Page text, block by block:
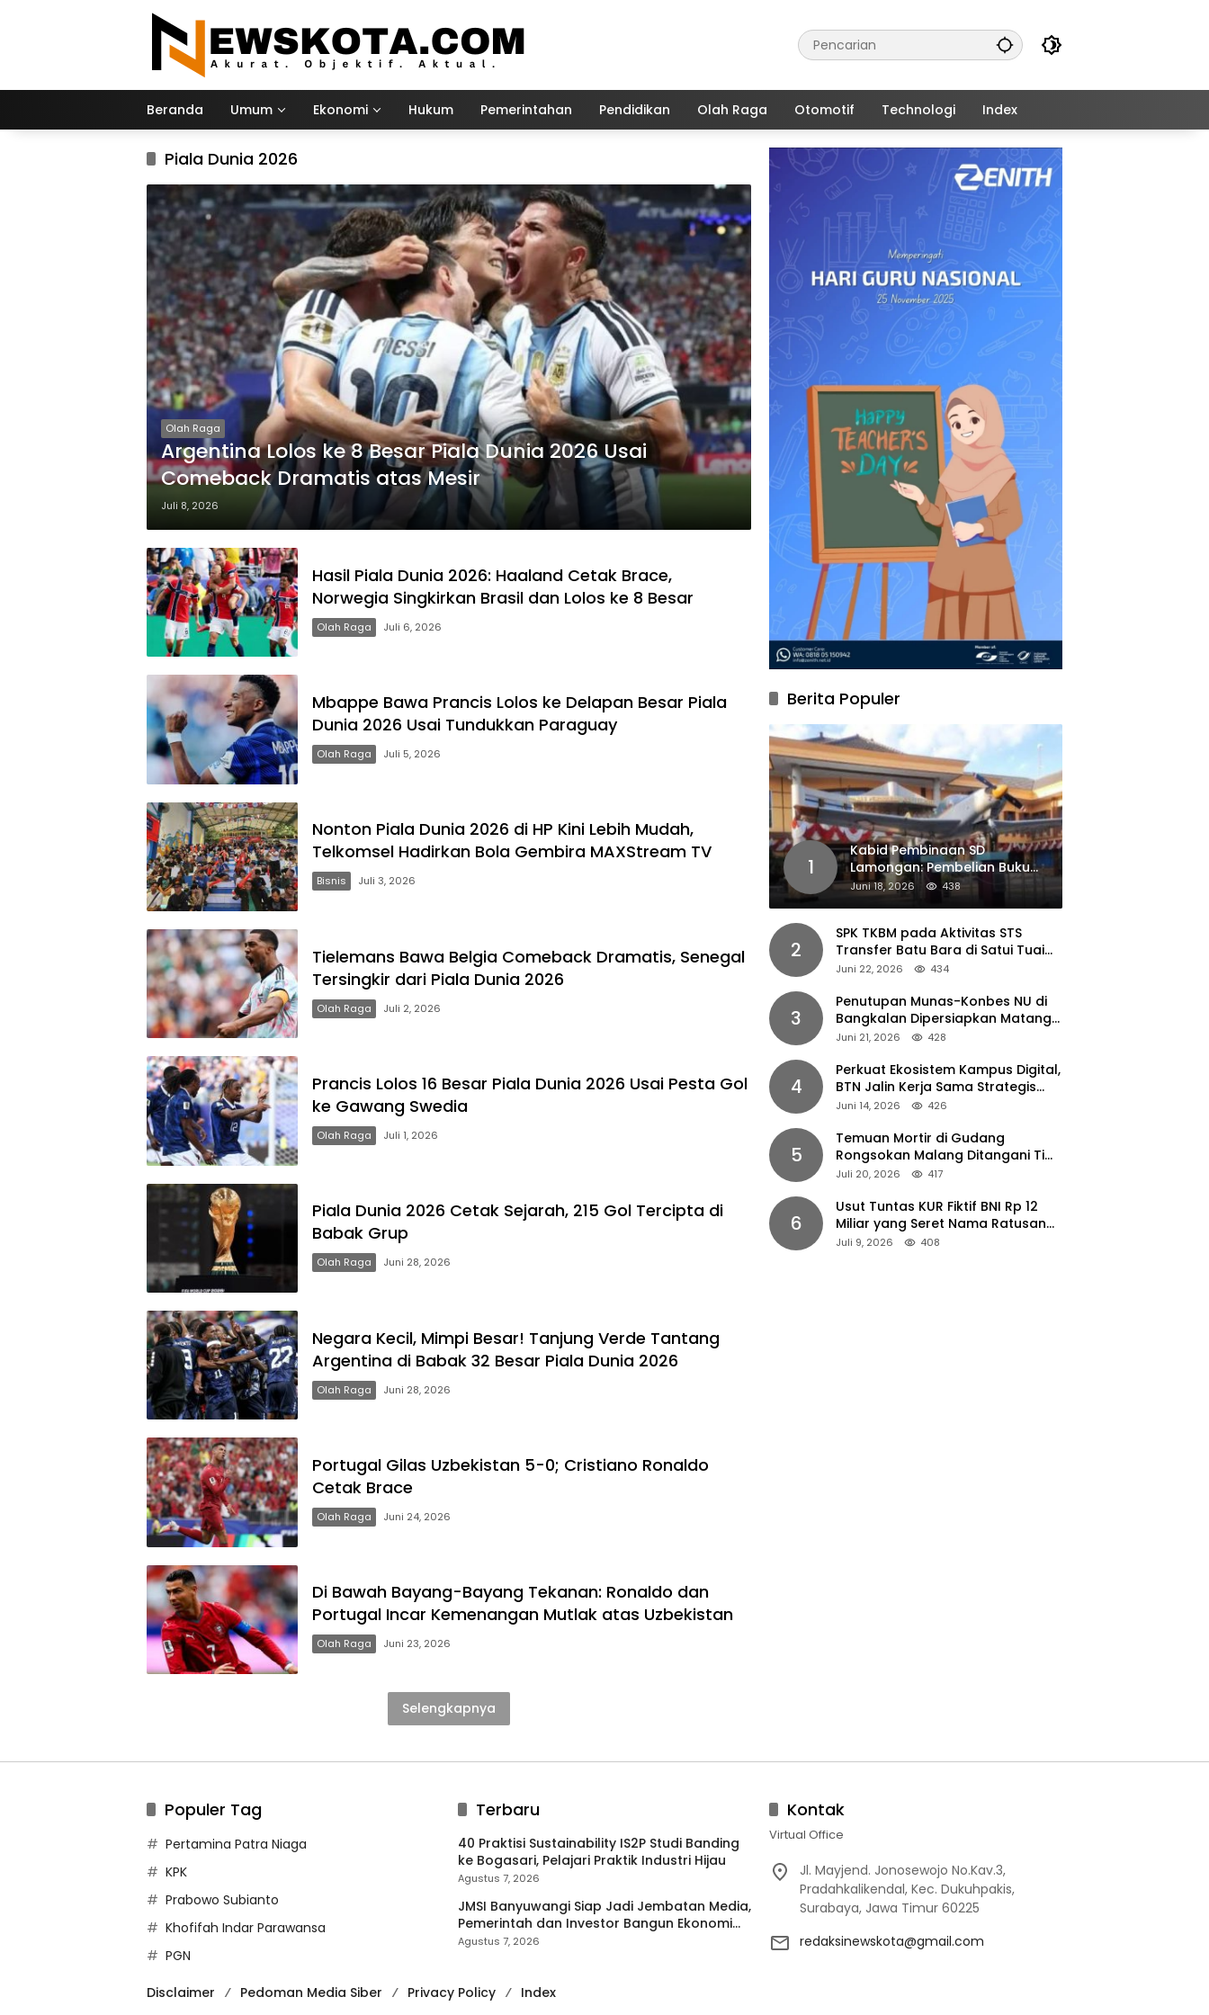
Beranda Umum Ekonomi Hukum Pemerintahan Pendidikan Olah Raga Otomotif Technologi Index
Piala Dunia 2026
Olah Raga
Argentina Lolos ke 8 Besar Piala Dunia 2026 Usai
Comeback Dramatis atas Mesir
Juli 8, 2026
Hasil Piala Dunia 2026: Haaland Cetak Brace,
Norwegia Singkirkan Brasil dan Lolos ke 8 Besar
Olah Raga Juli 6, 2026
Mbappe Bawa Prancis Lolos ke Delapan Besar Piala
Dunia 2026 Usai Tundukkan Paraguay
Olah Raga Juli 5, 2026
Nonton Piala Dunia 2026 di HP Kini Lebih Mudah,
Telkomsel Hadirkan Bola Gembira MAXStream TV
Bisnis Juli 3, 2026
Tielemans Bawa Belgia Comeback Dramatis, Senegal
Tersingkir dari Piala Dunia 2026
Olah Raga Juli 2, 2026
Prancis Lolos 16 Besar Piala Dunia 2026 Usai Pesta Gol
ke Gawang Swedia
Olah Raga Juli 1, 2026
Piala Dunia 2026 Cetak Sejarah, 215 Gol Tercipta di
Babak Grup
Olah Raga Juni 28, 2026
Negara Kecil, Mimpi Besar! Tanjung Verde Tantang
Argentina di Babak 32 Besar Piala Dunia 2026
Olah Raga Juni 28, 2026
Portugal Gilas Uzbekistan 5-0; Cristiano Ronaldo
Cetak Brace
Olah Raga Juni 24, 2026
Di Bawah Bayang-Bayang Tekanan: Ronaldo dan
Portugal Incar Kemenangan Mutlak atas Uzbekistan
Olah Raga Juni 23, 2026
Selengkapnya
Berita Populer
1
Kabid Pembinaan SD
Lamongan: Pembelian Buku
Pendamping Tidak Boleh
Dipaksakan
Juni 18, 2026 438
2
SPK TKBM pada Aktivitas STS
Transfer Batu Bara di Satui Tuai
Sorotan
Juni 22, 2026 434
3
Penutupan Munas-Konbes NU di
Bangkalan Dipersiapkan Matang,
Gus Ipul Turun Tangan
Juni 21, 2026 428
4
Perkuat Ekosistem Kampus Digital,
BTN Jalin Kerja Sama Strategis
dengan UNAIR
Juni 14, 2026 426
5
Temuan Mortir di Gudang
Rongsokan Malang Ditangani Tim
Gegana Polda Jatim
Juli 20, 2026 417
6
Usut Tuntas KUR Fiktif BNI Rp 12
Miliar yang Seret Nama Ratusan
Petani Jember
Juli 9, 2026 408
Populer Tag
Pertamina Patra Niaga
KPK
Prabowo Subianto
Khofifah Indar Parawansa
PGN
Terbaru
40 Praktisi Sustainability IS2P Studi Banding
ke Bogasari, Pelajari Praktik Industri Hijau
Agustus 7, 2026
JMSI Banyuwangi Siap Jadi Jembatan Media,
Pemerintah dan Investor Bangun Ekonomi
Daerah
Agustus 7, 2026
Kontak
Virtual Office
Jl. Mayjend. Jonosewojo No.Kav.3,
Pradahkalikendal, Kec. Dukuhpakis,
Surabaya, Jawa Timur 60225
redaksinewskota@gmail.com
Disclaimer Pedoman Media Siber Privacy Policy Index